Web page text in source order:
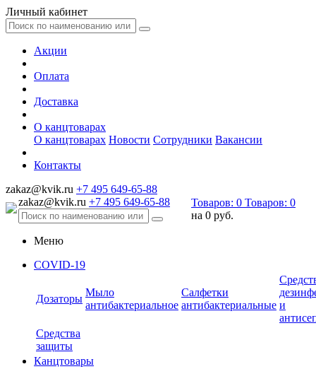
Личный кабинет
Акции
Оплата
Доставка
О канцтоварах
О канцтоварах Новости Сотрудники Вакансии
Контакты
zakaz@kvik.ru +7 495 649-65-88
zakaz@kvik.ru +7 495 649-65-88 Товаров: 0 Товаров: 0
на 0 руб.
Меню
COVID-19
Дозаторы
Мыло
антибактериальное
Салфетки
антибактериальные и
Средства
защиты
Канцтовары